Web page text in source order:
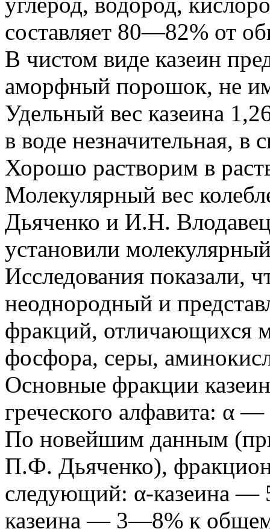
составляет 80—82% от
В чистом виде казеин
аморфный порошок, не
Удельный вес казеина
в воде незначительная, в
Хорошо растворим в
Молекулярный вес
Дьяченко и И.Н.
установили
Исследования показали,
неоднородный и
фракций, отличающихся
фосфора, серы,
Основные фракции
греческого алфавита: α
По новейшим данным
П.Ф. Дьяченко),
следующий: α-казеина
казеина — 3—8% к